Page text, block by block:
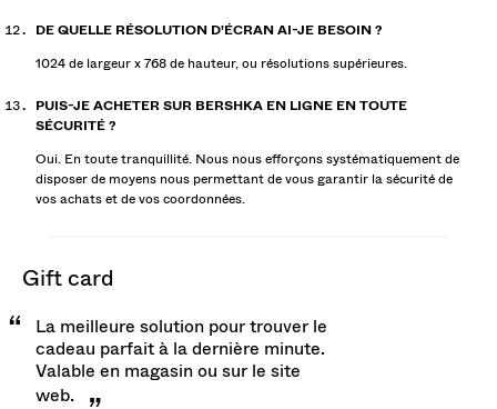
DE QUELLE RÉSOLUTION D'ÉCRAN AI-JE BESOIN ?
1024 de largeur x 768 de hauteur, ou résolutions supérieures.
PUIS-JE ACHETER SUR BERSHKA EN LIGNE EN TOUTE
SÉCURITÉ ?
Oui. En toute tranquillité. Nous nous efforçons systématiquement de
disposer de moyens nous permettant de vous garantir la sécurité de
vos achats et de vos coordonnées.
gift card
La meilleure solution pour trouver le
cadeau parfait à la dernière minute.
Valable en magasin ou sur le site
web.